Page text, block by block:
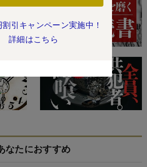
引キャンペーン実施中！
詳細はこちら
なたにおすすめ